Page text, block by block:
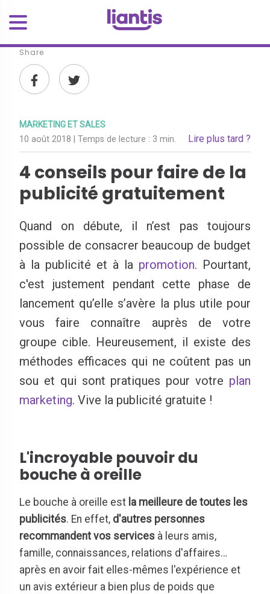
Share
MARKETING ET SALES
10 août 2018 | Temps de lecture : 3 min. Lire plus tard ?
4 conseils pour faire de la
publicité gratuitement
Quand on débute, il n’est pas toujours
possible de consacrer beaucoup de budget
à la publicité et à la promotion. Pourtant,
c'est justement pendant cette phase de
lancement qu’elle s’avère la plus utile pour
vous faire connaître auprès de votre
groupe cible. Heureusement, il existe des
méthodes efficaces qui ne coûtent pas un
sou et qui sont pratiques pour votre plan
marketing. Vive la publicité gratuite !
L'incroyable pouvoir du
bouche à oreille
Le bouche à oreille est la meilleure de toutes les
publicités. En effet, d'autres personnes
recommandent vos services à leurs amis,
famille, connaissances, relations d'affaires…
après en avoir fait elles-mêmes l'expérience et
un avis extérieur a bien plus de poids que